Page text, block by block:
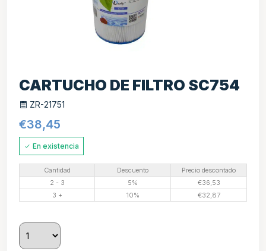
CARTUCHO DE FILTRO SC754
ZR-21751
€38,45
En existencia
Cantidad Descuento
Precio descontado
2 - 3
5% €36,53
3 +
10% €32,87